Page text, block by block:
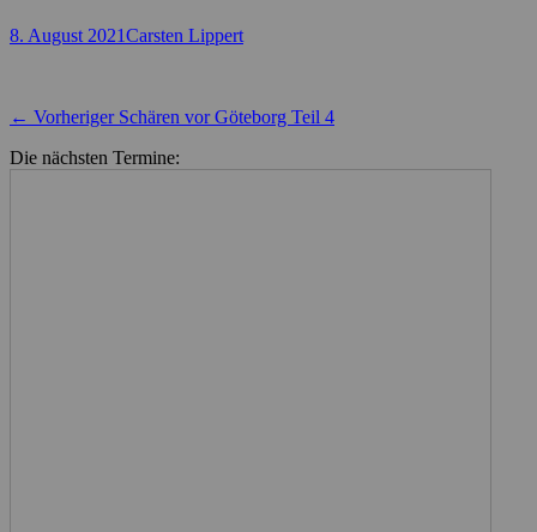
Posted
8. August 2021Autor
Carsten Lippert
Beitragsnavigation
← Vorheriger Vorheriger
Schären vor Göteborg Teil 4
Die nächsten Termine: